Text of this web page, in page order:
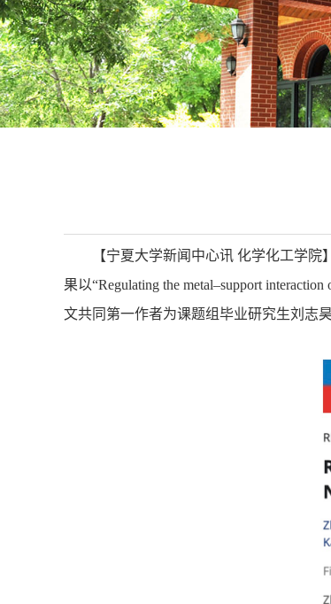
【宁夏大学新闻中心讯 化学化工学
果以“Regulating the metal–support
文共同第一作者为课题组毕业研究生刘志